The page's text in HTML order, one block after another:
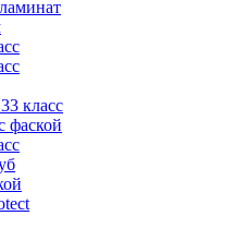
класс
фаской